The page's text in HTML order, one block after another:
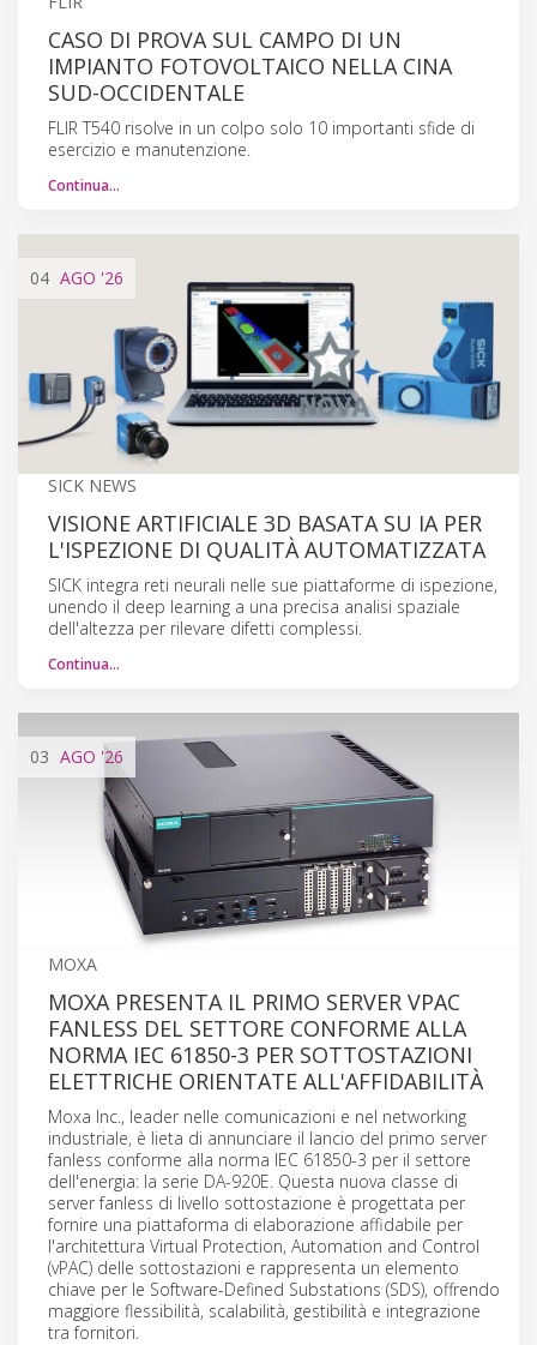
CASO DI PROVA SUL CAMPO DI UN
IMPIANTO FOTOVOLTAICO NELLA CINA
SUD-OCCIDENTALE
FLIR T540 risolve in un colpo solo 10 importanti sfide di
esercizio e manutenzione.
Continua…
04 AGO '26
SICK NEWS
VISIONE ARTIFICIALE 3D BASATA SU IA PER
L'ISPEZIONE DI QUALITÀ AUTOMATIZZATA
SICK integra reti neurali nelle sue piattaforme di ispezione,
unendo il deep learning a una precisa analisi spaziale
dell'altezza per rilevare difetti complessi.
Continua…
03 AGO '26
MOXA
MOXA PRESENTA IL PRIMO SERVER VPAC
FANLESS DEL SETTORE CONFORME ALLA
NORMA IEC 61850-3 PER SOTTOSTAZIONI
ELETTRICHE ORIENTATE ALL'AFFIDABILITÀ
Moxa Inc., leader nelle comunicazioni e nel networking
industriale, è lieta di annunciare il lancio del primo server
fanless conforme alla norma IEC 61850-3 per il settore
dell'energia: la serie DA-920E. Questa nuova classe di
server fanless di livello sottostazione è progettata per
fornire una piattaforma di elaborazione affidabile per
l'architettura Virtual Protection, Automation and Control
(vPAC) delle sottostazioni e rappresenta un elemento
chiave per le Software-Defined Substations (SDS), offrendo
maggiore flessibilità, scalabilità, gestibilità e integrazione
tra fornitori.